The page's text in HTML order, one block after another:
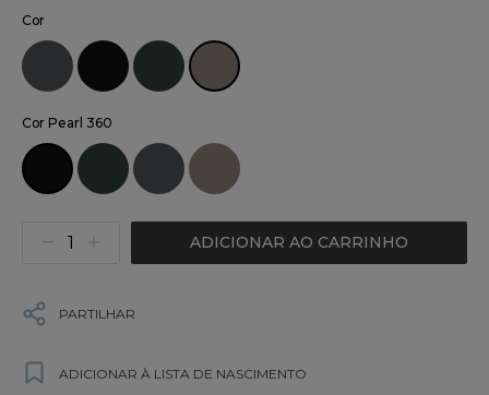
Cor
Cor Pearl 360
ADICIONAR AO CARRINHO
PARTILHAR
ADICIONAR À LISTA DE NASCIMENTO